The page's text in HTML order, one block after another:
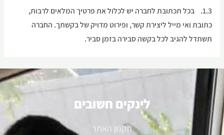
1.3. בכל תכתובת לחברה יש לכלול את פרטיך המלאים לרבות,
כתובת ואי מייל ליצירת קשר, ופירוט מדויק של בקשתך. החברה
תשתדל להגיב לכל בקשה סבירה בזמן סביר.
לינקים חשובים
תקנון האתר